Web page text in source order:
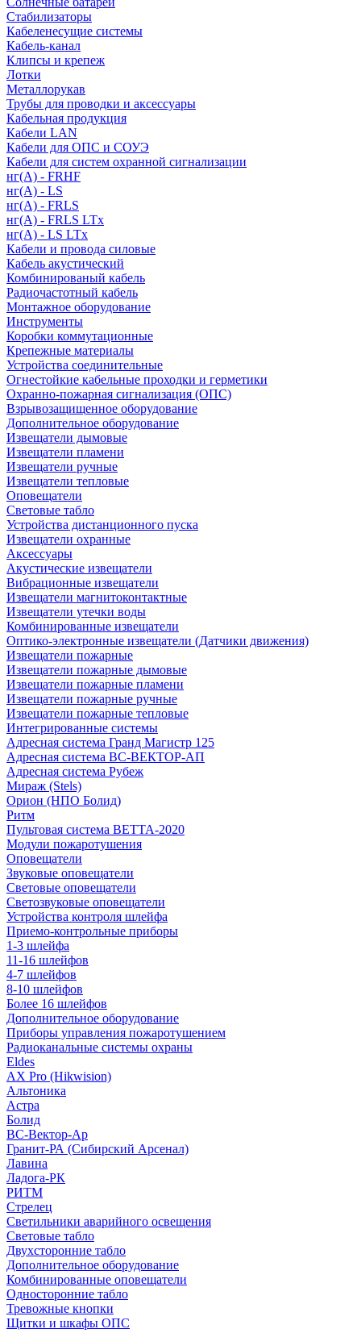
Стабилизаторы
Кабеленесущие системы
Кабель-канал
Клипсы и крепеж
Лотки
Металлорукав
Трубы для проводки и аксессуары
Кабельная продукция
Кабели LAN
Кабели для ОПС и СОУЭ
Кабели для систем охранной сигнализации
нг(A) - FRHF
нг(A) - LS
нг(А) - FRLS
нг(А) - FRLS LTx
нг(А) - LS LTx
Кабели и провода силовые
Кабель акустический
Комбинированый кабель
Радиочастотный кабель
Монтажное оборудование
Инструменты
Коробки коммутационные
Крепежные материалы
Устройства соединительные
Огнестойкие кабельные проходки и герметики
Охранно-пожарная сигнализация (ОПС)
Взрывозащищенное оборудование
Дополнительное оборудование
Извещатели дымовые
Извещатели пламени
Извещатели ручные
Извещатели тепловые
Оповещатели
Световые табло
Устройства дистанционного пуска
Извещатели охранные
Аксессуары
Акустические извещатели
Вибрационные извещатели
Извещатели магнитоконтактные
Извещатели утечки воды
Комбинированные извещатели
Оптико-электронные извещатели (Датчики движения)
Извещатели пожарные
Извещатели пожарные дымовые
Извещатели пожарные пламени
Извещатели пожарные ручные
Извещатели пожарные тепловые
Интегрированные системы
Адресная система Гранд Магистр 125
Адресная система ВС-ВЕКТОР-АП
Адресная система Рубеж
Мираж (Stels)
Орион (НПО Болид)
Ритм
Пультовая система ВЕТТА-2020
Модули пожаротушения
Оповещатели
Звуковые оповещатели
Световые оповещатели
Светозвуковые оповещатели
Устройства контроля шлейфа
Приемо-контрольные приборы
1-3 шлейфа
11-16 шлейфов
4-7 шлейфов
8-10 шлейфов
Более 16 шлейфов
Дополнительное оборудование
Приборы управления пожаротушением
Радиоканальные системы охраны
Eldes
AX Pro (Hikwision)
Альтоника
Астра
Болид
ВС-Вектор-Ар
Гранит-РА (Сибирский Арсенал)
Лавина
Ладога-РК
РИТМ
Стрелец
Светильники аварийного освещения
Световые табло
Двухсторонние табло
Дополнительное оборудование
Комбинированные оповещатели
Односторонние табло
Тревожные кнопки
Щитки и шкафы ОПС